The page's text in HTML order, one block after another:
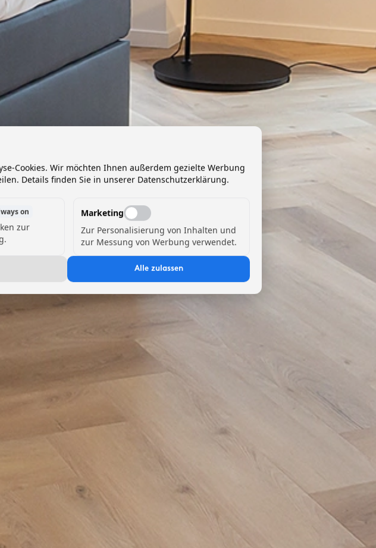
Cookies. Wir möchten Ihnen außerdem gezielte Werbung
Details finden Sie in unserer Datenschutzerklärung.
on
zur
Marketing
Zur Personalisierung von Inhalten und
zur Messung von Werbung verwendet.
Alle zulassen